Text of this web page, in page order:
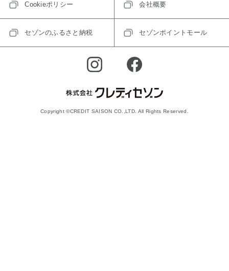
Cookieポリシー 会社概要
セゾンのふるさと納税 セゾンポイントモール
Copyright ©CREDIT SAISON CO.,LTD. All Rights Reserved.